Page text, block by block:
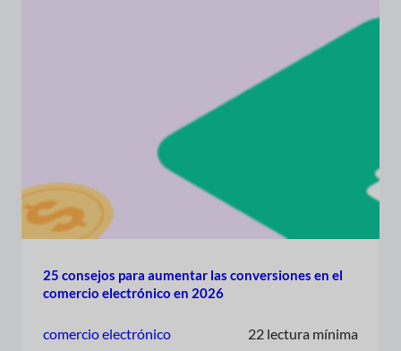
25 consejos para aumentar las conversiones en el
comercio electrónico en 2026
comercio electrónico 22 lectura mínima